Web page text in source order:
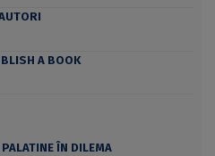
A BOOK
ÎN DILEMA